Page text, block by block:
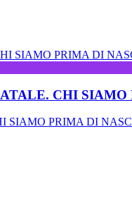
CHI SIAMO
PRIMA DI